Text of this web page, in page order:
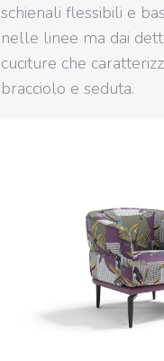
schienali flessibili e
nelle linee ma dai
cuciture che
bracciolo e seduta.